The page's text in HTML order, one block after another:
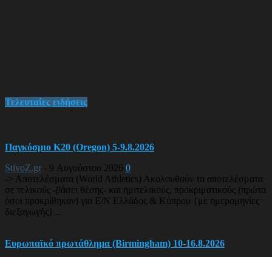
Τελευταίες ειδήσεις
Παγκόσμιο Κ20 (Oregon) 5-9.8.2026
StivoZ.gr - 9 Αυγούστου 2026 0
-> Αποτελέσματα (World Athletics) Ακολουθούν τα αποτελέσματα
σε τελικούς -βάσει θέσης- και ημιτελικούς, προκριματικούς (πρώτα
όσοι προκρίθηκαν) για Ε/Ν Ελλάδος & Κύπρου {με ημερομηνίες
διεξαγωγής}...
Ευρωπαϊκό πρωτάθλημα (Birmingham) 10-16.8.2026